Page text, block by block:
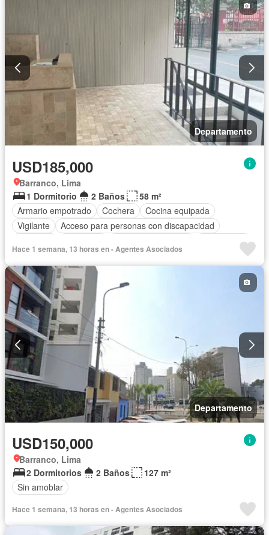
Departamento
USD185,000
Barranco, Lima
1 Dormitorio
2 Baños
58 m²
Armario empotrado
Cochera
Cocina equipada
Vigilante
Acceso para personas con discapacidad
Sin amoblar
Hace 1 semana, 13 horas en - Agentes Asociados
Departamento
USD150,000
Barranco, Lima
2 Dormitorios
2 Baños
127 m²
Sin amoblar
Hace 1 semana, 13 horas en - Agentes Asociados